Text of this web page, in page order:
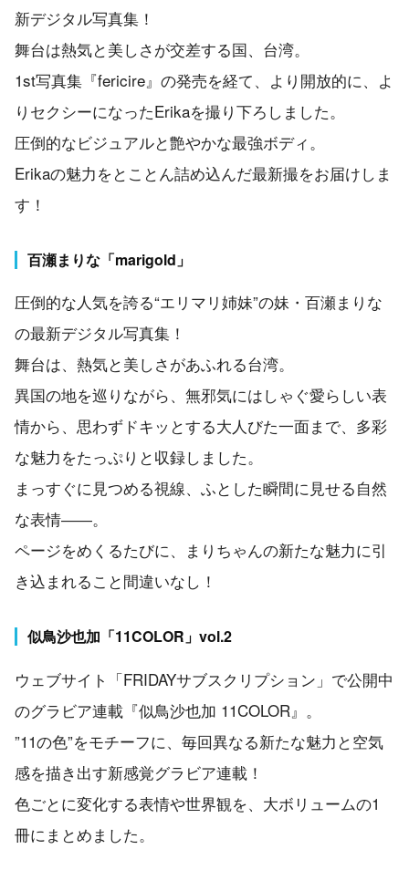
新デジタル写真集！
舞台は熱気と美しさが交差する国、台湾。
1st写真集『fericire』の発売を経て、より開放的に、よ
りセクシーになったErikaを撮り下ろしました。
圧倒的なビジュアルと艶やかな最強ボディ。
Erikaの魅力をとことん詰め込んだ最新撮をお届けしま
す！
百瀬まりな「marigold」
圧倒的な人気を誇る“エリマリ姉妹”の妹・百瀬まりな
の最新デジタル写真集！
舞台は、熱気と美しさがあふれる台湾。
異国の地を巡りながら、無邪気にはしゃぐ愛らしい表
情から、思わずドキッとする大人びた一面まで、多彩
な魅力をたっぷりと収録しました。
まっすぐに見つめる視線、ふとした瞬間に見せる自然
な表情――。
ページをめくるたびに、まりちゃんの新たな魅力に引
き込まれること間違いなし！
似鳥沙也加「11COLOR」vol.2
ウェブサイト「FRIDAYサブスクリプション」で公開中
のグラビア連載『似鳥沙也加 11COLOR』。
”11の色”をモチーフに、毎回異なる新たな魅力と空気
感を描き出す新感覚グラビア連載！
色ごとに変化する表情や世界観を、大ボリュームの1
冊にまとめました。